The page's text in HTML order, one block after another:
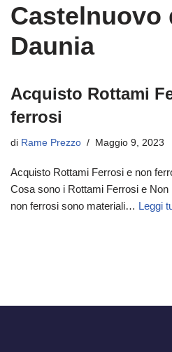
Castelnuovo
Daunia
Acquisto Rottami
ferrosi
di Rame Prezzo Maggio 9, 2023
Acquisto Rottami Ferrosi e non
Cosa sono i Rottami Ferrosi e
non ferrosi sono materiali… Leggi